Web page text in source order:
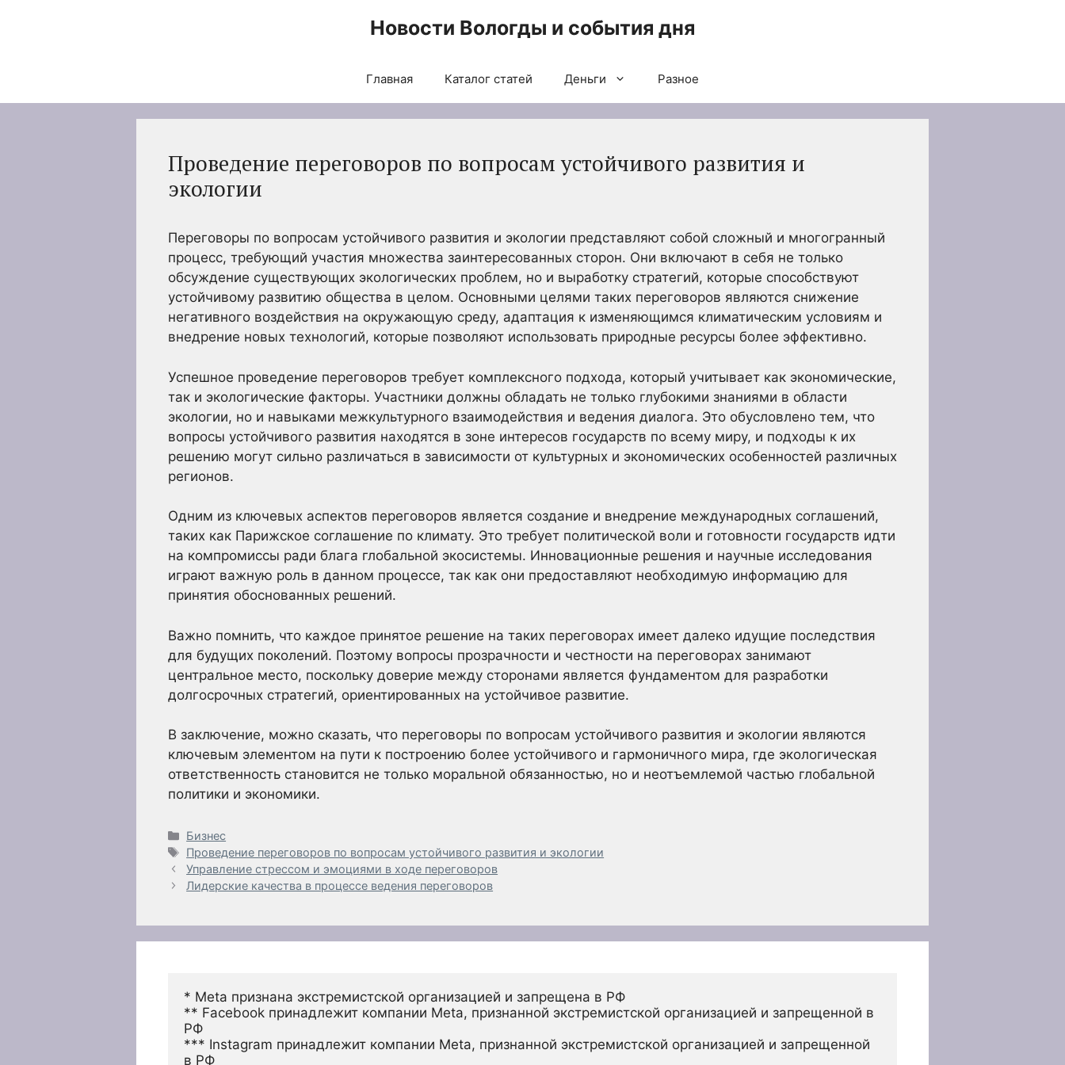
Новости Вологды и события дня
Главная Каталог статей Деньги Разное
Проведение переговоров по вопросам устойчивого развития и
экологии
Переговоры по вопросам устойчивого развития и экологии представляют собой сложный и многогранный
процесс, требующий участия множества заинтересованных сторон. Они включают в себя не только
обсуждение существующих экологических проблем, но и выработку стратегий, которые способствуют
устойчивому развитию общества в целом. Основными целями таких переговоров являются снижение
негативного воздействия на окружающую среду, адаптация к изменяющимся климатическим условиям и
внедрение новых технологий, которые позволяют использовать природные ресурсы более эффективно.
Успешное проведение переговоров требует комплексного подхода, который учитывает как экономические,
так и экологические факторы. Участники должны обладать не только глубокими знаниями в области
экологии, но и навыками межкультурного взаимодействия и ведения диалога. Это обусловлено тем, что
вопросы устойчивого развития находятся в зоне интересов государств по всему миру, и подходы к их
решению могут сильно различаться в зависимости от культурных и экономических особенностей различных
регионов.
Одним из ключевых аспектов переговоров является создание и внедрение международных соглашений,
таких как Парижское соглашение по климату. Это требует политической воли и готовности государств идти
на компромиссы ради блага глобальной экосистемы. Инновационные решения и научные исследования
играют важную роль в данном процессе, так как они предоставляют необходимую информацию для
принятия обоснованных решений.
Важно помнить, что каждое принятое решение на таких переговорах имеет далеко идущие последствия
для будущих поколений. Поэтому вопросы прозрачности и честности на переговорах занимают
центральное место, поскольку доверие между сторонами является фундаментом для разработки
долгосрочных стратегий, ориентированных на устойчивое развитие.
В заключение, можно сказать, что переговоры по вопросам устойчивого развития и экологии являются
ключевым элементом на пути к построению более устойчивого и гармоничного мира, где экологическая
ответственность становится не только моральной обязанностью, но и неотъемлемой частью глобальной
политики и экономики.
Рубрики
Бизнес
Метки
Проведение переговоров по вопросам устойчивого развития и экологии
Управление стрессом и эмоциями в ходе переговоров
Лидерские качества в процессе ведения переговоров
* Meta признана экстремистской организацией и запрещена в РФ
** Facebook принадлежит компании Meta, признанной экстремистской организацией и запрещенной в
РФ
*** Instagram принадлежит компании Meta, признанной экстремистской организацией и запрещенной
в РФ